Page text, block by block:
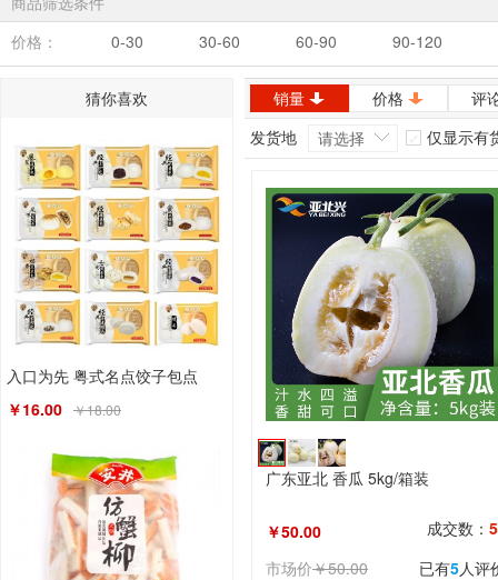
价格：
0-30 30-60 60-90 90-120
猜你喜欢
入口为先 粤式名点饺子包点
￥16.00 ￥18.00
销量 价格
评
发货地
请选择 仅显示有
广东亚北 香瓜 5kg/箱装
￥50.00 成交数： 5
市场价￥50.00 已有5人评